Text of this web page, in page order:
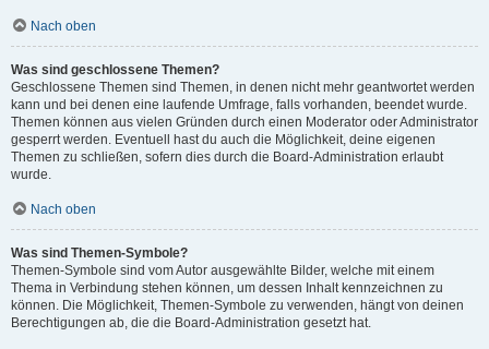
Nach oben
Was sind geschlossene Themen?
Geschlossene Themen sind Themen, in denen nicht mehr geantwortet werden
kann und bei denen eine laufende Umfrage, falls vorhanden, beendet wurde.
Themen können aus vielen Gründen durch einen Moderator oder Administrator
gesperrt werden. Eventuell hast du auch die Möglichkeit, deine eigenen
Themen zu schließen, sofern dies durch die Board-Administration erlaubt
wurde.
Nach oben
Was sind Themen-Symbole?
Themen-Symbole sind vom Autor ausgewählte Bilder, welche mit einem
Thema in Verbindung stehen können, um dessen Inhalt kennzeichnen zu
können. Die Möglichkeit, Themen-Symbole zu verwenden, hängt von deinen
Berechtigungen ab, die die Board-Administration gesetzt hat.